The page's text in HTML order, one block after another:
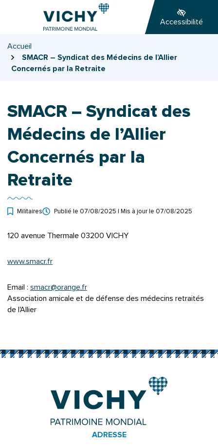
page
Accessibilité
Accueil
SMACR – Syndicat des Médecins de l’Allier
Concernés par la Retraite
SMACR – Syndicat des
Médecins de l’Allier
Concernés par la
Retraite
Militaires Publié le 07/08/2025 | Mis à jour le 07/08/2025
120 avenue Thermale 03200 VICHY
www.smacr.fr
Email : smacr@orange.fr
Association amicale et de défense des médecins retraités
de l'Allier
ADRESSE